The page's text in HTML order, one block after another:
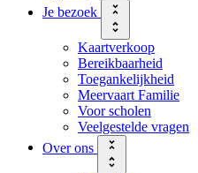
Je bezoek
Kaartverkoop
Bereikbaarheid
Toegankelijkheid
Meervaart Familie
Voor scholen
Veelgestelde vragen
Over ons